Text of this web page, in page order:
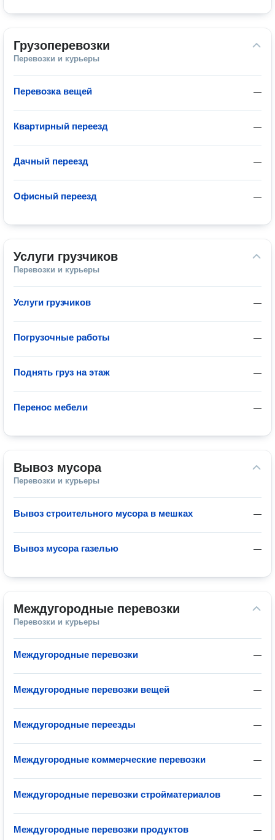
Грузоперевозки
Перевозки и курьеры
—
Перевозка вещей
—
Квартирный переезд
—
Дачный переезд
—
Офисный переезд
Услуги грузчиков
Перевозки и курьеры
—
Услуги грузчиков
—
Погрузочные работы
—
Поднять груз на этаж
—
Перенос мебели
Вывоз мусора
Перевозки и курьеры
—
Вывоз строительного мусора в мешках
—
Вывоз мусора газелью
Междугородные перевозки
Перевозки и курьеры
—
Междугородные перевозки
—
Междугородные перевозки вещей
—
Междугородные переезды
—
Междугородные коммерческие перевозки
—
Междугородные перевозки стройматериалов
—
Междугородные перевозки продуктов